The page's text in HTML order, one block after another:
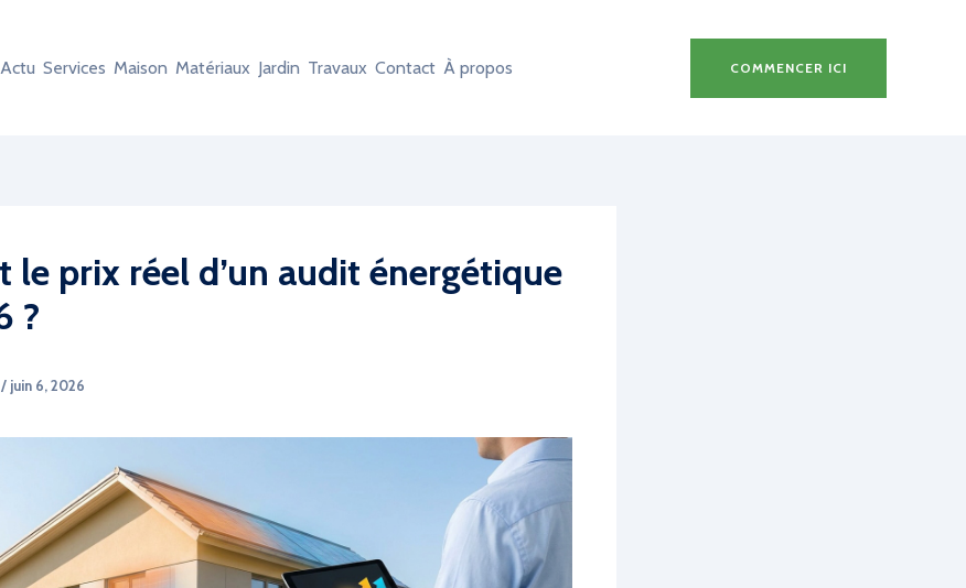
Actu Services Maison Matériaux Jardin Travaux Contact À propos COMMENCER ICI
le prix réel d’un audit énergétique
?
/ juin 6, 2026